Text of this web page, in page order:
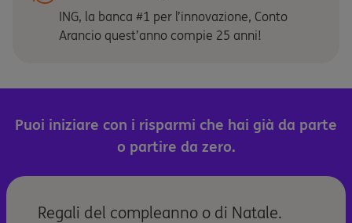
ING, la banca #1 per l’innovazione, Conto
Arancio quest’anno compie 25 anni!
Puoi iniziare con i risparmi che hai già da parte
o partire da zero.
Regali del compleanno o di Natale.